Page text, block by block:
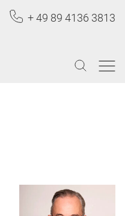
+ 49 89 4136 3813